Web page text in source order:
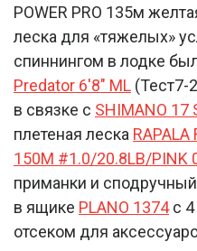
POWER PRO 135м
леска для «тяжелых»
спиннингом в лодке
Predator 6'8" ML (Тест7-
в связке с SHIMANO 17
плетеная леска RAPALA
150M #1.0/20.8LB/PINK
приманки и
в ящике PLANO 1374с 4
отсеком для